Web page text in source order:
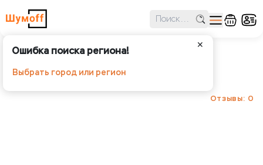
✕
Ошибка поиска региона!
Выбрать город или регион
Отзывы: 0